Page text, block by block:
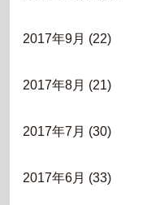
2017年9月 (22)
2017年8月 (21)
2017年7月 (30)
2017年6月 (33)